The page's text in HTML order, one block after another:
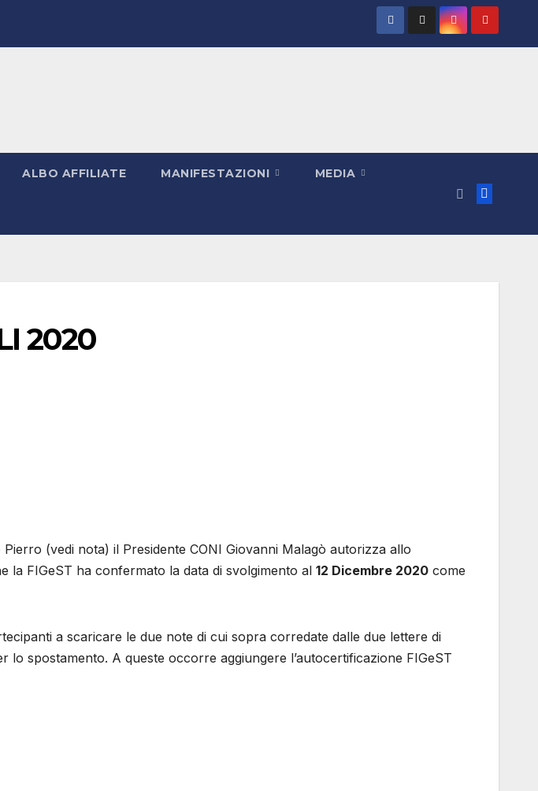
ALBO AFFILIATE MANIFESTAZIONI MEDIA
2020
(vedi nota) il Presidente CONI Giovanni Malagò autorizza allo
la FIGeST ha confermato la data di svolgimento al 12 Dicembre 2020 come
a scaricare le due note di cui sopra corredate dalle due lettere di
spostamento. A queste occorre aggiungere l’autocertificazione FIGeST